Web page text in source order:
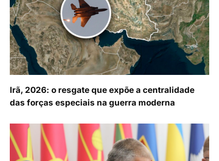
Irã, 2026: o resgate que expõe a centralidade
das forças especiais na guerra moderna